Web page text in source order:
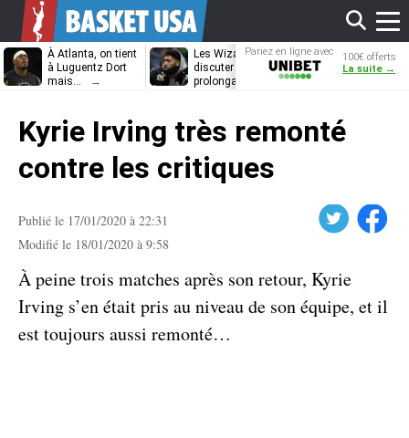
À Atlanta, on tient
à Luguentz Dort
mais…
Les Wizards vont
discuter
prolongation avec
Dennis
découvrira-t-il
Pariez en ligne avec
Unibet
100€ offerts
La suite →
Kyrie Irving très remonté
contre les critiques
Publié le 17/01/2020 à 22:31
Modifié le 18/01/2020 à 9:58
Facebook
À peine trois matches après son retour, Kyrie
Irving s’en était pris au niveau de son équipe, et il
est toujours aussi remonté…